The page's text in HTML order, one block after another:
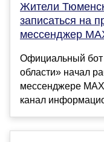
Жители
записаться на
мессенджер
Официальный бот
области» начал
мессенджере
канал